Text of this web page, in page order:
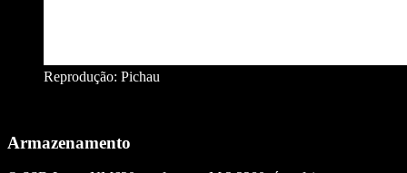
Reprodução: Pichau
Armazenamento